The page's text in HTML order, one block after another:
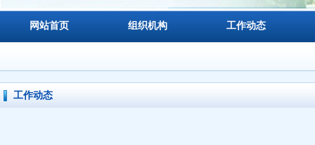
网站首页 组织机构 工作动态
工作动态